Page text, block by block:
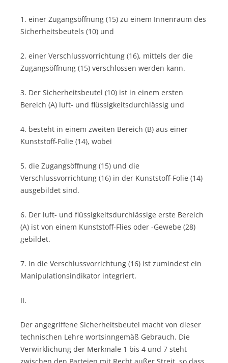
1. einer Zugangsöffnung (15) zu einem Innenraum des
Sicherheitsbeutels (10) und
2. einer Verschlussvorrichtung (16), mittels der die
Zugangsöffnung (15) verschlossen werden kann.
3. Der Sicherheitsbeutel (10) ist in einem ersten
Bereich (A) luft- und flüssigkeitsdurchlässig und
4. besteht in einem zweiten Bereich (B) aus einer
Kunststoff-Folie (14), wobei
5. die Zugangsöffnung (15) und die
Verschlussvorrichtung (16) in der Kunststoff-Folie (14)
ausgebildet sind.
6. Der luft- und flüssigkeitsdurchlässige erste Bereich
(A) ist von einem Kunststoff-Flies oder -Gewebe (28)
gebildet.
7. In die Verschlussvorrichtung (16) ist zumindest ein
Manipulationsindikator integriert.
II.
Der angegriffene Sicherheitsbeutel macht von dieser
technischen Lehre wortsinngemäß Gebrauch. Die
Verwirklichung der Merkmale 1 bis 4 und 7 steht
zwischen den Parteien mit Recht außer Streit, so dass